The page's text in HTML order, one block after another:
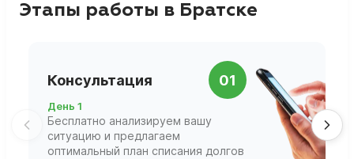
Этапы работы в Братске
Консультация 01
День 1
Бесплатно анализируем вашу
ситуацию и предлагаем
оптимальный план списания долгов